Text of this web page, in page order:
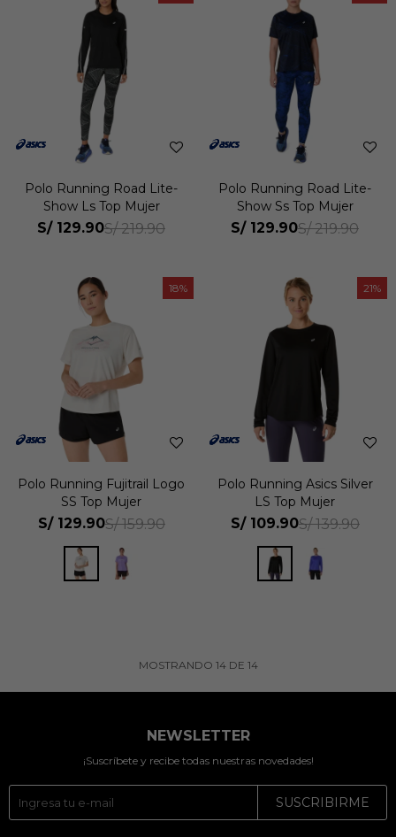
Polo Running Road Lite-
Show Ls Top Mujer
S/ 129.90S/ 219.90
Polo Running Road Lite-
Show Ss Top Mujer
S/ 129.90S/ 219.90
18
Polo Running Fujitrail Logo
SS Top Mujer
S/ 129.90S/ 159.90
21
Polo Running Asics Silver
LS Top Mujer
S/ 109.90S/ 139.90
MOSTRANDO 14DE 14
NEWSLETTER
¡Suscríbete y recibe todas nuestras novedades!
SUSCRIBIRME